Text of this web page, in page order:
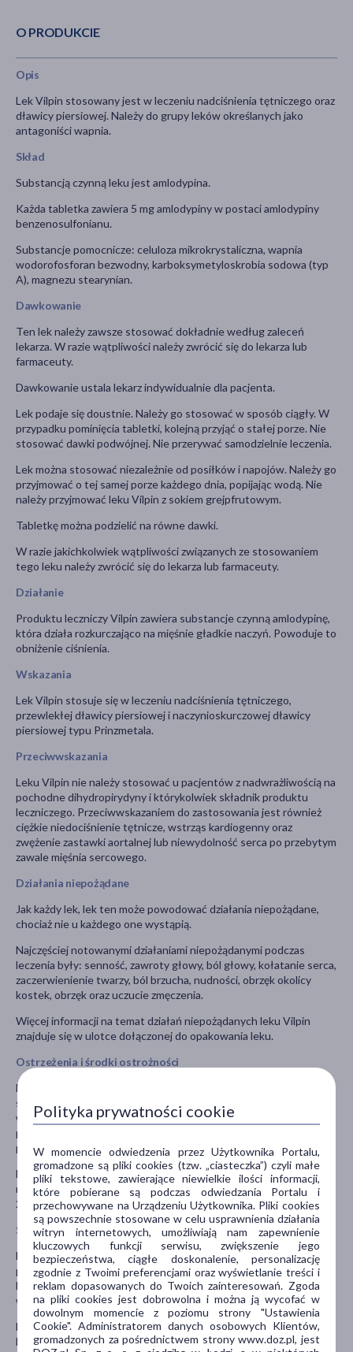
O PRODUKCIE
Opis
Lek Vilpin stosowany jest w leczeniu nadciśnienia tętniczego oraz
dławicy piersiowej. Należy do grupy leków określanych jako
antagoniści wapnia.
Skład
Substancją czynną leku jest amlodypina.
Każda tabletka zawiera 5 mg amlodypiny w postaci amlodypiny
benzenosulfonianu.
Substancje pomocnicze: celuloza mikrokrystaliczna, wapnia
wodorofosforan bezwodny, karboksymetyloskrobia sodowa (typ
A), magnezu stearynian.
Dawkowanie
Ten lek należy zawsze stosować dokładnie według zaleceń
lekarza. W razie wątpliwości należy zwrócić się do lekarza lub
farmaceuty.
Dawkowanie ustala lekarz indywidualnie dla pacjenta.
Lek podaje się doustnie. Należy go stosować w sposób ciągły. W
przypadku pominięcia tabletki, kolejną przyjąć o stałej porze. Nie
stosować dawki podwójnej. Nie przerywać samodzielnie leczenia.
Lek można stosować niezależnie od posiłków i napojów. Należy go
przyjmować o tej samej porze każdego dnia, popijając wodą. Nie
należy przyjmować leku Vilpin z sokiem grejpfrutowym.
Tabletkę można podzielić na równe dawki.
W razie jakichkolwiek wątpliwości związanych ze stosowaniem
tego leku należy zwrócić się do lekarza lub farmaceuty.
Działanie
Produktu leczniczy Vilpin zawiera substancje czynną amlodypinę,
która działa rozkurczająco na mięśnie gładkie naczyń. Powoduje to
obniżenie ciśnienia.
Wskazania
Lek Vilpin stosuje się w leczeniu nadciśnienia tętniczego,
przewlekłej dławicy piersiowej i naczynioskurczowej dławicy
piersiowej typu Prinzmetala.
Przeciwwskazania
Leku Vilpin nie należy stosować u pacjentów z nadwrażliwością na
pochodne dihydropirydyny i którykolwiek składnik produktu
leczniczego. Przeciwwskazaniem do zastosowania jest również
ciężkie niedociśnienie tętnicze, wstrząs kardiogenny oraz
zwężenie zastawki aortalnej lub niewydolność serca po przebytym
zawale mięśnia sercowego.
Działania niepożądane
Jak każdy lek, lek ten może powodować działania niepożądane,
chociaż nie u każdego one wystąpią.
Najczęściej notowanymi działaniami niepożądanymi podczas
leczenia były: senność, zawroty głowy, ból głowy, kołatanie serca,
zaczerwienienie twarzy, ból brzucha, nudności, obrzęk okolicy
kostek, obrzęk oraz uczucie zmęczenia.
Więcej informacji na temat działań niepożądanych leku Vilpin
znajduje się w ulotce dołączonej do opakowania leku.
Ostrzeżenia i środki ostrożności
Należy zachować ostrożność jeśli pacjent cierpi na niewydolność
serca, przeszedł niedawno zawał serca, ma zaburzenia czynności
wątroby. Nie ustalono bezpieczeństwa stosowania u pacjentów z
przełomem nadciśnieniowym. Zwiększanie dawki u pacjentów w
podeszłym wieku należy przeprowadzać bardzo ostrożnie.
Lek należy przechowywać w miejscu niewidocznym i
niedostępnym dla dzieci. Przechowywać w temperaturze poniżej
25°C oryginalnym opakowaniu w celu ochrony przed światłem.
Stosowanie innych leków
Należy powiedzieć lekarzowi lub farmaceucie o wszystkich lekach
przyjmowanych przez pacjenta obecnie lub ostatnio, a także o
lekach, które pacjent planuje stosować, również tych, które
wydawane są bez recepty.
Lek może wchodzić w interakcje z niektórymi antybiotykami,
lekami przeciwgrzybiczymi, stosowanymi w leczeniu HIV,
Polityka prywatności cookie
W momencie odwiedzenia przez Użytkownika Portalu,
gromadzone są pliki cookies (tzw. „ciasteczka”) czyli małe
pliki tekstowe, zawierające niewielkie ilości informacji,
które pobierane są podczas odwiedzania Portalu i
przechowywane na Urządzeniu Użytkownika. Pliki cookies
są powszechnie stosowane w celu usprawnienia działania
witryn internetowych, umożliwiają nam zapewnienie
kluczowych funkcji serwisu, zwiększenie jego
bezpieczeństwa, ciągłe doskonalenie, personalizację
zgodnie z Twoimi preferencjami oraz wyświetlanie treści i
reklam dopasowanych do Twoich zainteresowań. Zgoda
na pliki cookies jest dobrowolna i można ją wycofać w
dowolnym momencie z poziomu strony "Ustawienia
Cookie". Administratorem danych osobowych Klientów,
gromadzonych za pośrednictwem strony www.doz.pl, jest